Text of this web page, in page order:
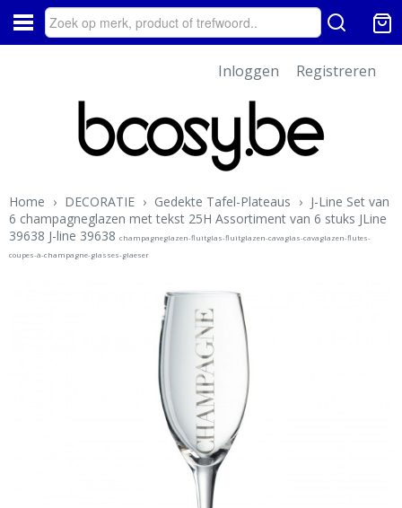
Inloggen Registreren
Home › DECORATIE › Gedekte Tafel-Plateaus › J-Line Set van
6 champagneglazen met tekst 25H Assortiment van 6 stuks JLine
39638 J-line 39638 champagneglazen-fluitglas-fluitglazen-cavaglas-cavaglazen-flutes-
coupes-à-champagne-glasses-glaeser